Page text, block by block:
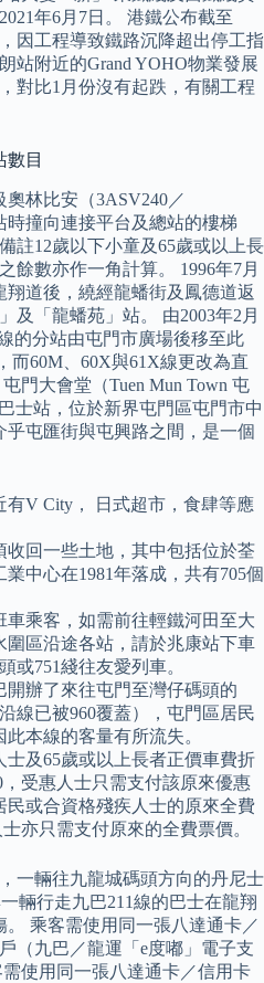
年6月7日。 港鐵公布截至
因工程導致鐵路沉降超出停工指
站附近的Grand YOHO物業發展
對比1月份沒有起跌，有關工程
數目
奧林比安（3ASV240／
時撞向連接平台及總站的樓梯
註12歲以下小童及65歲或以上長
餘數亦作一角計算。 1996年7月
道後，繞經龍蟠街及鳳德道返
及「龍蟠苑」站。 由2003年2月
的分站由屯門市廣場後移至此
而60M、60X與61X線更改為直
門大會堂（Tuen Mun Town 屯
士站，位於新界屯門區屯門市中
屯匯街與屯興路之間，是一個
有V City， 日式超市，食肆等應
收回一些土地，其中包括位於荃
中心在1981年落成，共有705個
乘客，如需前往輕鐵河田至大
圍區沿途各站，請於兆康站下車
或751綫往友愛列車。
開辦了來往屯門至灣仔碼頭的
線已被960覆蓋），屯門區居民
本線的客量有所流失。
士及65歲或以上長者正價車費折
受惠人士只需支付該原來優惠
民或合資格殘疾人士的原來全費
亦只需支付原來的全費票價。
一輛往九龍城碼頭方向的丹尼士
輛行走九巴211線的巴士在龍翔
乘客需使用同一張八達通卡／
（九巴／龍運「e度嘟」電子支
使用同一張八達通卡／信用卡